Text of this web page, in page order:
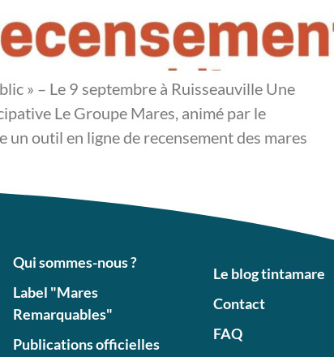
» – Le 9 septembre à Ruisseauville Une
Le Groupe Mares, animé par le
un outil en ligne de recensement des mares
Qui sommes-nous ?
Label "Mares
Remarquables"
Publications officielles
Le blog tintamare
Contact
FAQ